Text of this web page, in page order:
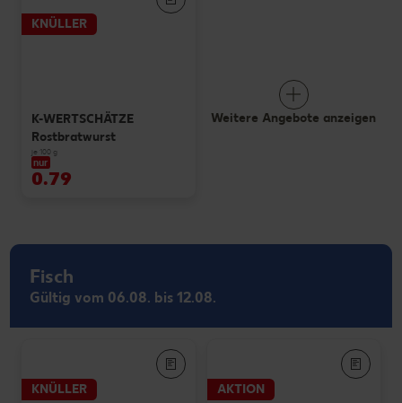
KNÜLLER
K-WERTSCHÄTZE
Rostbratwurst
je 100 g
nur
0.79
Weitere Angebote anzeigen
Fisch
Gültig vom 06.08. bis 12.08.
KNÜLLER AKTION